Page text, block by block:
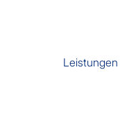
Leistungen